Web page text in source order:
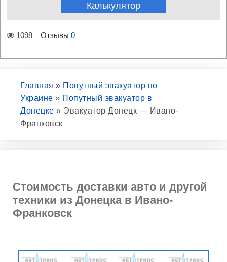
Калькулятор
1098 Отзывы 0
Главная » Попутный эвакуатор по
Украине » Попутный эвакуатор в
Донецке » Эвакуатор Донецк — Ивано-
Франковск
Стоимость доставки авто и другой
техники из Донецка в Ивано-
Франковск